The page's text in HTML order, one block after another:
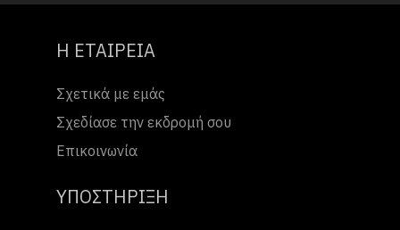
Η ΕΤΑΙΡΕΙΑ
Σχετικά με εμάς
Σχεδίασε την εκδρομή σου
Επικοινωνία
ΥΠΟΣΤΗΡΙΞΗ